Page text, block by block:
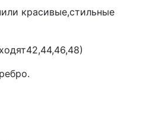
красивые,стильные